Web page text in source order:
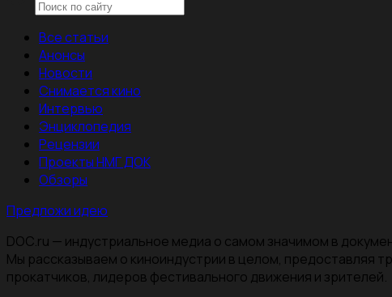
Все статьи
Анонсы
Новости
Снимается кино
Интервью
Энциклопедия
Рецензии
Проекты НМГ ДОК
Обзоры
Предложи идею
DOC.ru — индустриальное медиа о самом значимом в
Мы рассказываем о киноиндустрии в целом, предоставляя
прокатчиков, лидеров фестивального движения и зрителей.